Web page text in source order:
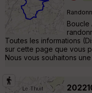
Boucle
Toutes les informations
sur cette page que vous
Nous vous souhaitons